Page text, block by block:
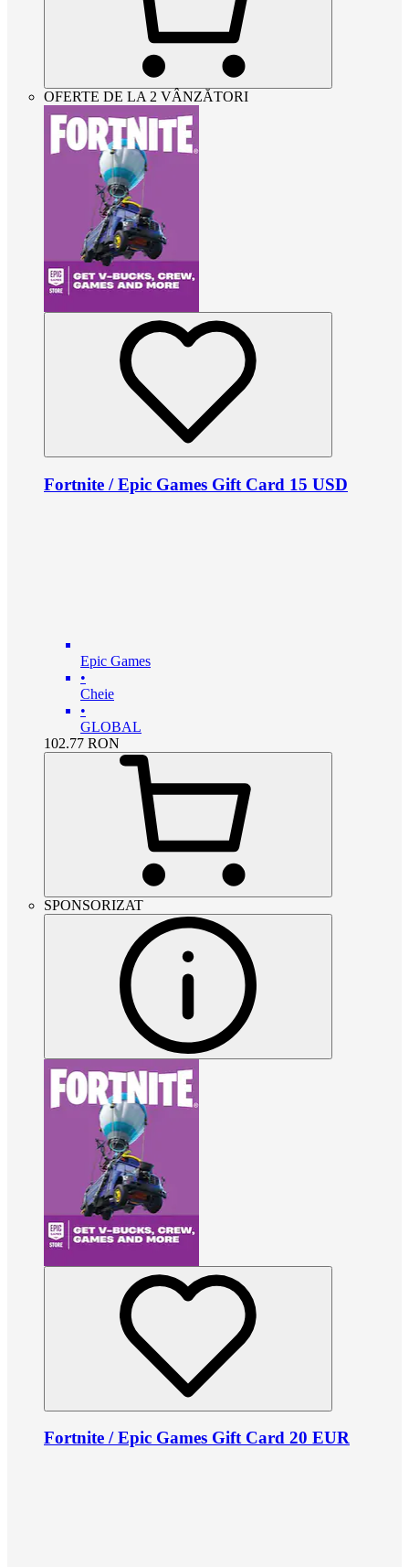
OFERTE DE LA 2 VÂNZĂTORI
Fortnite / Epic Games Gift Card 15 USD
Epic Games
•
Cheie
•
GLOBAL
102.77 RON
SPONSORIZAT
Fortnite / Epic Games Gift Card 20 EUR